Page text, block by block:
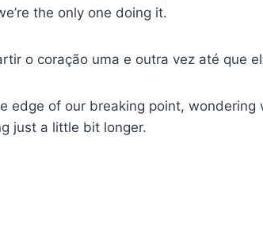
the only one doing it.
o coração uma e outra vez até que
edge of our breaking point,
just a little bit longer.